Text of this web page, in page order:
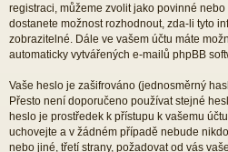
registraci, můžeme zvolit jako povinné
dostanete možnost rozhodnout, zda-li tyto
zobrazitelné. Dále ve vašem účtu máte
automaticky vytvářených e-mailů phpBB
Vaše heslo je zašifrováno (jednosměrný
Přesto není doporučeno používat stejné
heslo je prostředek k přístupu k vašemu
uchovejte a v žádném případě nebude
nebo jiné, třetí strany, požadovat od vás